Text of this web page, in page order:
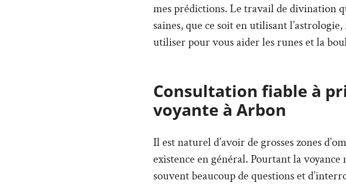
mes prédictions. Le travail de divination
saines, que ce soit en utilisant
utiliser pour vous aider les runes et la
Consultation fiable à
voyante à Arbon
Il est naturel d’avoir de grosses zones
existence en général. Pourtant la voyance
souvent beaucoup de questions et